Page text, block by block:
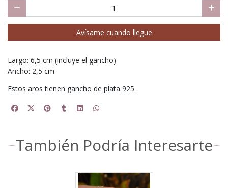
Avísame cuando llegue
Largo: 6,5 cm (incluye el gancho)
Ancho: 2,5 cm
Estos aros tienen gancho de plata 925.
También Podría Interesarte